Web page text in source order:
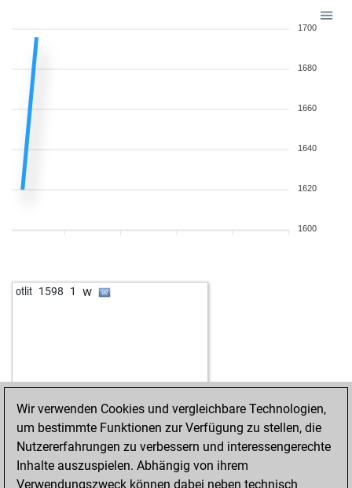
1700
1680
1660
1640
1620
1600
otlit 1598 1 w
Wir verwenden Cookies und vergleichbare Technologien,
um bestimmte Funktionen zur Verfügung zu stellen, die
Nutzererfahrungen zu verbessern und interessengerechte
Inhalte auszuspielen. Abhängig von ihrem
Verwendungszweck können dabei neben technisch